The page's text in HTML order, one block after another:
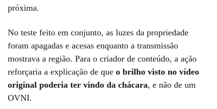
próxima.
No teste feito em conjunto, as luzes da propriedade
foram apagadas e acesas enquanto a transmissão
mostrava a região. Para o criador de conteúdo, a ação
reforçaria a explicação de que o brilho visto no vídeo
original poderia ter vindo da chácara, e não de um
OVNI.